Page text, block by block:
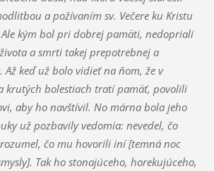
a požívaním sv. Večere ku Kristu
kým bol pri dobrej pamäti, nedopriali
a smrti takej prepotrebnej a
keď už bolo vidieť na ňom, že v
krutých bolestiach tratí pamäť, povolili
aby ho navštívil. No márna bola jeho
už pozbavily vedomia: nevedel, čo
čo mu hovorili iní [temná noc
Tak ho stonajúceho, horekujúceho,